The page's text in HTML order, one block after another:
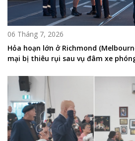
06 Tháng 7, 2026
Hỏa hoạn lớn ở Richmond
mại bị thiêu rụi sau vụ đâm xe